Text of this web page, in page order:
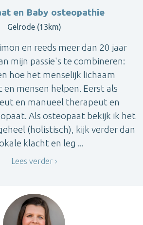
en Baby osteopathie
Gelrode (13km)
en reeds meer dan 20 jaar
mijn passie's te combineren:
hoe het menselijk lichaam
mensen helpen. Eerst als
en manueel therapeut en
Als osteopaat bekijk ik het
(holistisch), kijk verder dan
klacht en leg ...
Lees verder